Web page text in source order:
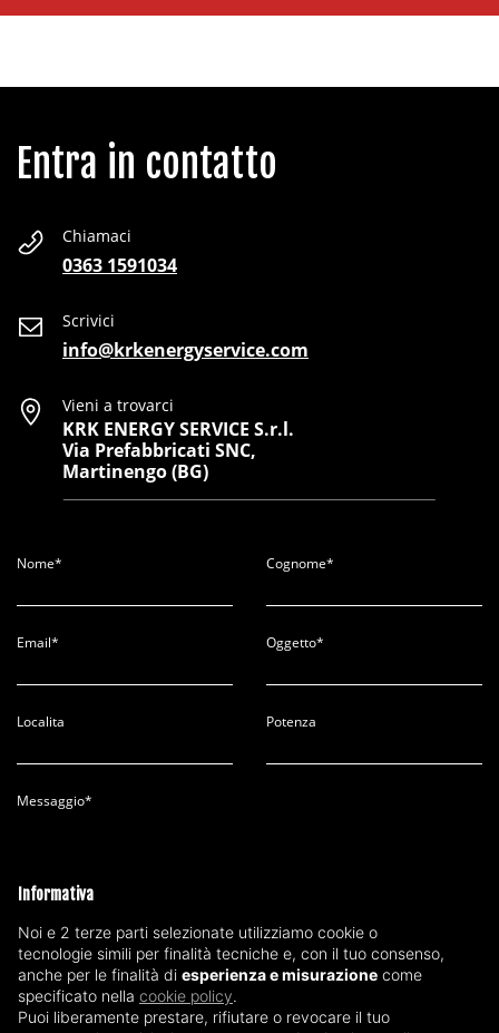
Entra in contatto
Chiamaci
0363 1591034
Scrivici
info@krkenergyservice.com
Vieni a trovarci
KRK ENERGY SERVICE S.r.l.
Via Prefabbricati SNC,
Martinengo (BG)
Nome* Cognome*
Email* Oggetto*
Localita Potenza
Messaggio*
INVIA
Informativa
Noi e 2 terze parti selezionate utilizziamo cookie o
tecnologie simili per finalità tecniche e, con il tuo consenso,
anche per le finalità di esperienza e misurazione come
specificato nella cookie policy.
Puoi liberamente prestare, rifiutare o revocare il tuo